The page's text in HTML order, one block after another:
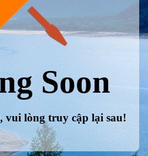
Soon
vui lòng truy cập lại sau!